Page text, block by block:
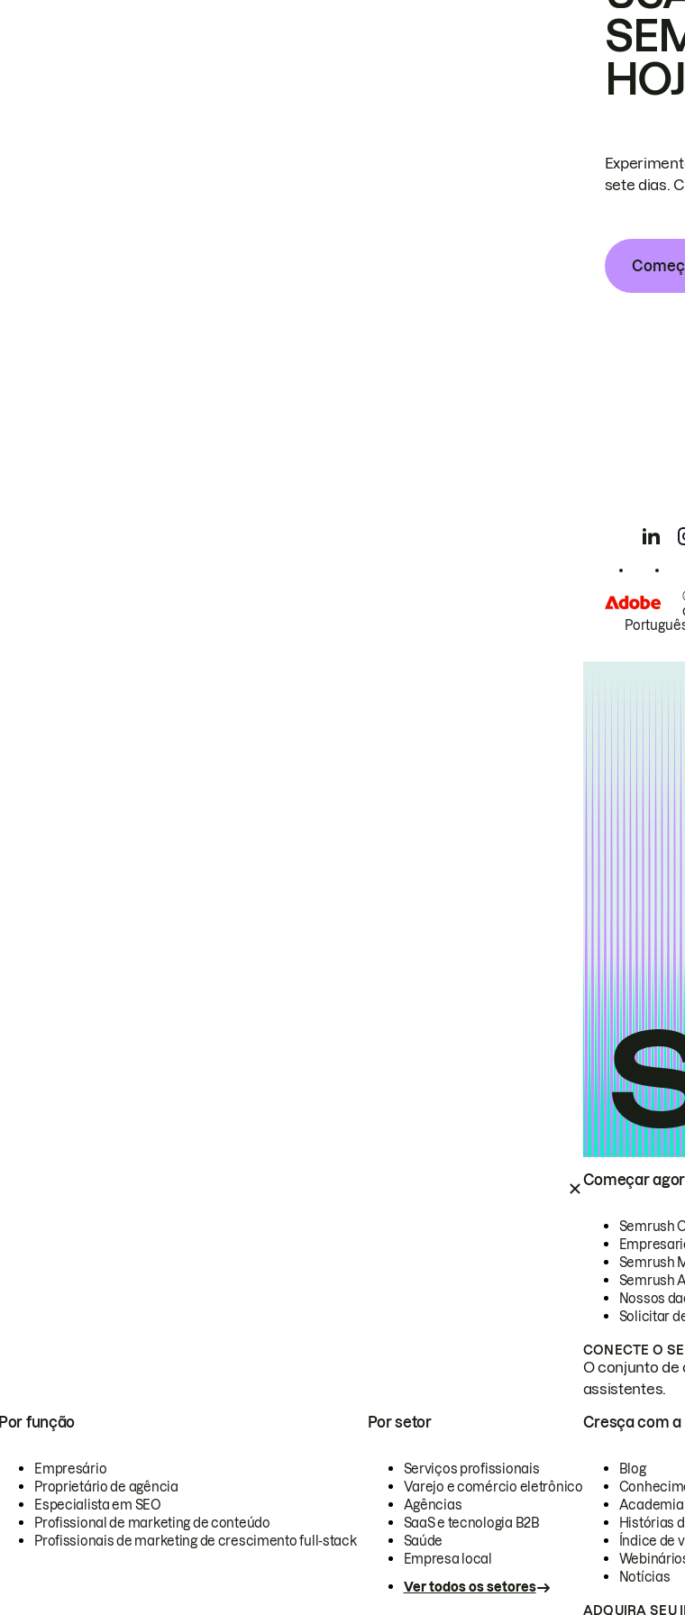
Começar
Semrush
Semrush
Semrush
Nossos
Solicitar
CONECTE O
O conjunto de
assistentes.
Por função
Empresário
Proprietário de agência
Especialista em SEO
Profissional de marketing de conteúdo
Profissionais de marketing de crescimento full-stack
Por setor
Serviços profissionais
Varejo e comércio eletrônico
Agências
SaaS e tecnologia B2B
Saúde
Empresa local
Ver todos os setores
Cresça com a
Blog
Academia
Histórias
Índice de
Notícias
ADQUIRA SEU
sete dias.